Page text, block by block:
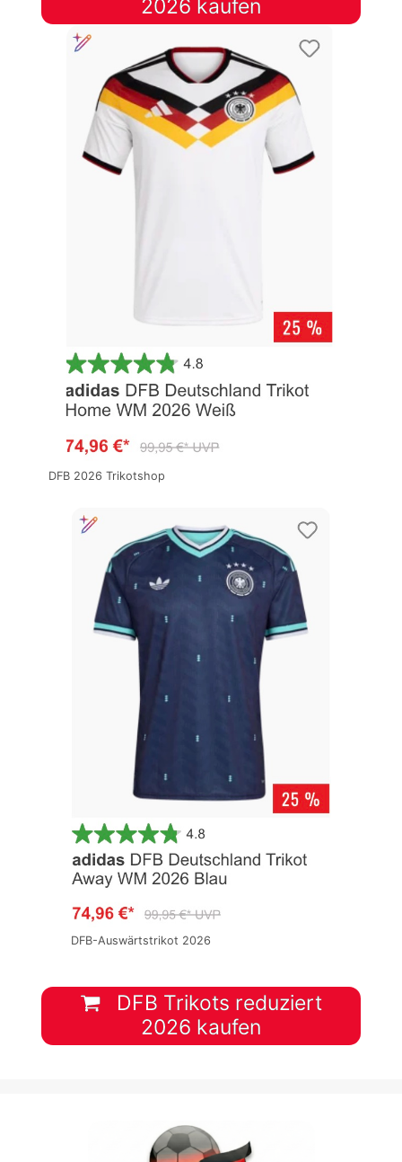
2026 kaufen
DFB 2026 Trikotshop
DFB-Auswärtstrikot 2026
DFB Trikots reduziert
2026 kaufen